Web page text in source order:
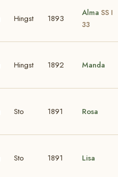
Hingst 1893
Alma SS I
33
Hingst 1892 Manda
Sto 1891 Rosa
Sto 1891 Lisa